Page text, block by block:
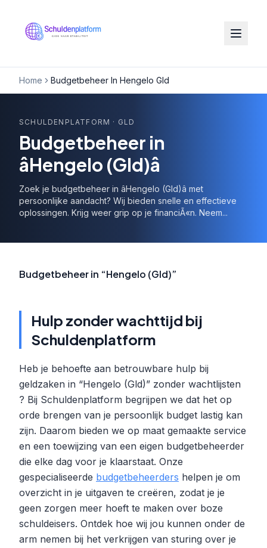
Home Budgetbeheer In Hengelo Gld
SCHULDENPLATFORM · GLD
Budgetbeheer in
âHengelo (Gld)â
Zoek je budgetbeheer in âHengelo (Gld)â met
persoonlijke aandacht? Wij bieden snelle en effectieve
oplossingen. Krijg weer grip op je financiÃ«n. Neem...
Budgetbeheer in “Hengelo (Gld)”
Hulp zonder wachttijd bij
Schuldenplatform
Heb je behoefte aan betrouwbare hulp bij
geldzaken in “Hengelo (Gld)” zonder wachtlijsten
? Bij Schuldenplatform begrijpen we dat het op
orde brengen van je persoonlijk budget lastig kan
zijn. Daarom bieden we op maat gemaakte service
en een toewijzing van een eigen budgetbeheerder
die elke dag voor je klaarstaat. Onze
gespecialiseerde budgetbeheerders helpen je om
overzicht in je uitgaven te creëren, zodat je je
geen zorgen meer hoeft te maken over boze
schuldeisers. Ontdek hoe wij jou kunnen onder de
arm nemen bij het verkrijgen van sturing over je